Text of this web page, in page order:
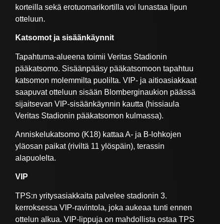
korteilla sekä erotuomarikortilla voi lunastaa lipun
otteluun.
Katsomot ja sisäänkäynnit
Tapahtuma-alueena toimii Veritas Stadionin
pääkatsomo. Sisäänpääsy pääkatsomoon tapahtuu
katsomon molemmilta puolilta. VIP- ja aitioasiakkaat
saapuvat otteluun sisään Blomberginaukion päässä
sijaitsevan VIP-sisäänkäynnin kautta (hissiaula
Veritas Stadionin pääkatsomon kulmassa).
Anniskelukatsomo (K18) kattaa A- ja B-lohkojen
yläosan paikat (riviltä 11 ylöspäin), terassin
alapuolelta.
VIP
TPS:n yritysasiakkaita palvelee stadionin 3.
kerroksessa VIP-ravintola, joka aukeaa tunti ennen
ottelun alkua. VIP-lippuja on mahdollista ostaa TPS